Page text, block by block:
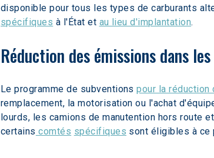
disponible pour tous les types de carburants
spécifiques à l'État et au lieu d'implantation.
Réduction des émissions dans
Le programme de subventions pour la
remplacement, la motorisation ou l'achat
lourds, les camions de manutention hors route
certains comtés spécifiques sont éligibles à ce